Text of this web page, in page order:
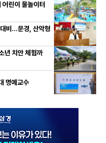
린이 물놀이터
비…문경, 산악형
년 치안 체험까
명예교수